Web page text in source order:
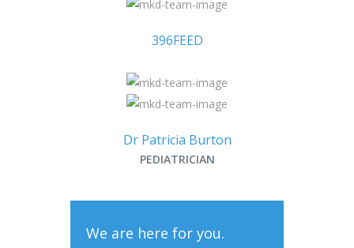
396FEED
Dr Patricia Burton
PEDIATRICIAN
We are here for you.